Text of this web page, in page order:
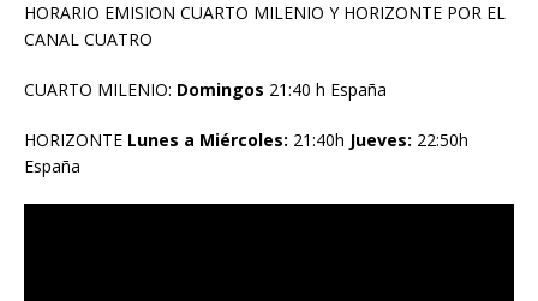
HORARIO EMISION CUARTO MILENIO Y HORIZONTE POR EL
CANAL CUATRO
CUARTO MILENIO: Domingos 21:40 h España
HORIZONTE Lunes a Miércoles: 21:40h Jueves: 22:50h
España